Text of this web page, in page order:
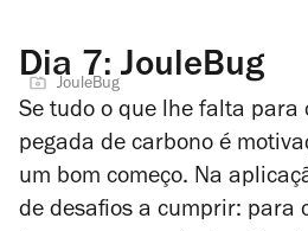
Dia 7: JouleBug
JouleBug
Se tudo o que lhe falta para
pegada de carbono é
um bom começo. Na
de desafios a cumprir: para